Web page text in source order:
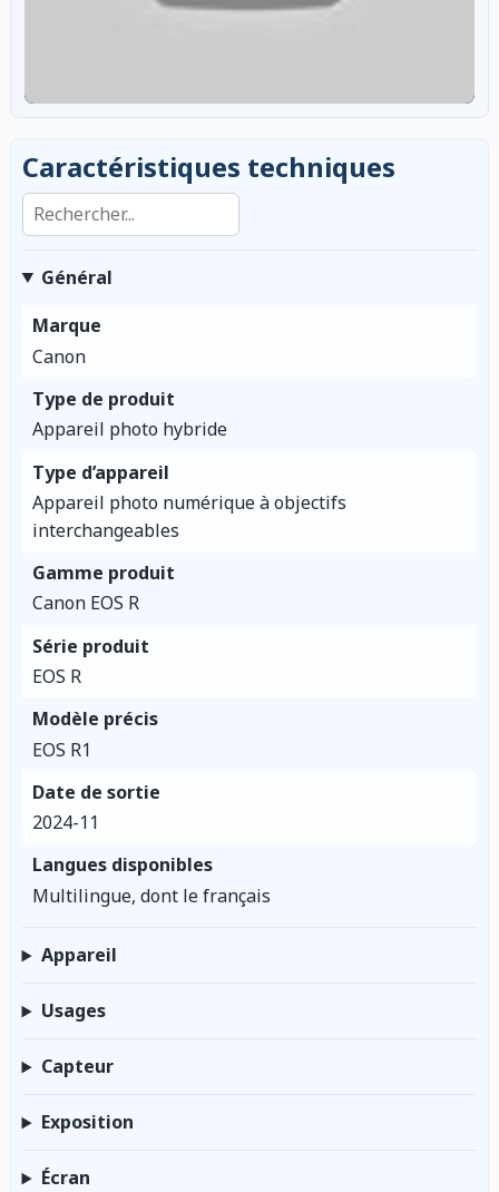
Caractéristiques techniques
Rechercher dans les caractéristiques
Général
Marque
Canon
Type de produit
Appareil photo hybride
Type d’appareil
Appareil photo numérique à objectifs
interchangeables
Gamme produit
Canon EOS R
Série produit
EOS R
Modèle précis
EOS R1
Date de sortie
2024-11
Langues disponibles
Multilingue, dont le français
Appareil
Usages
Capteur
Exposition
Écran